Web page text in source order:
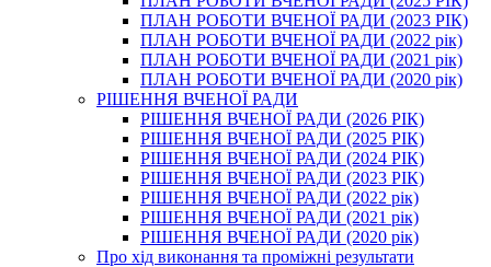
ПЛАН РОБОТИ ВЧЕНОЇ РАДИ (2023 РІК)
ПЛАН РОБОТИ ВЧЕНОЇ РАДИ (2022 рік)
ПЛАН РОБОТИ ВЧЕНОЇ РАДИ (2021 рік)
ПЛАН РОБОТИ ВЧЕНОЇ РАДИ (2020 рік)
РІШЕННЯ ВЧЕНОЇ РАДИ
РІШЕННЯ ВЧЕНОЇ РАДИ (2026 РІК)
РІШЕННЯ ВЧЕНОЇ РАДИ (2025 РІК)
РІШЕННЯ ВЧЕНОЇ РАДИ (2024 РІК)
РІШЕННЯ ВЧЕНОЇ РАДИ (2023 РІК)
РІШЕННЯ ВЧЕНОЇ РАДИ (2022 рік)
РІШЕННЯ ВЧЕНОЇ РАДИ (2021 рік)
РІШЕННЯ ВЧЕНОЇ РАДИ (2020 рік)
Про хід виконання та проміжні результати